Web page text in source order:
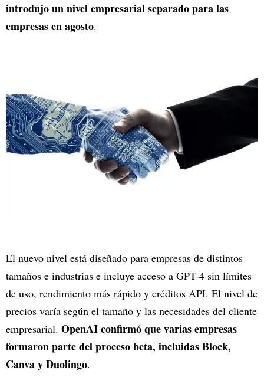
introdujo un nivel empresarial separado para las
empresas en agosto.
El nuevo nivel está diseñado para empresas de distintos
tamaños e industrias e incluye acceso a GPT-4 sin límites
de uso, rendimiento más rápido y créditos API. El nivel de
precios varía según el tamaño y las necesidades del cliente
empresarial. OpenAI confirmó que varias empresas
formaron parte del proceso beta, incluidas Block,
Canva y Duolingo.